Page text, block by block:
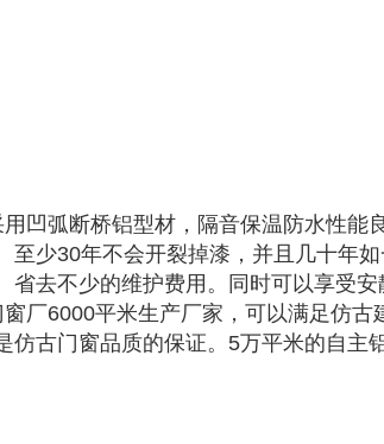
凹弧断桥铝型材，隔音保温防水性能
至少30年不会开裂掉漆，并且几十年
省去不少的维护费用。同时可以享受安
厂6000平米生产厂家，可以满足仿
仿古门窗品质的保证。5万平米的自主